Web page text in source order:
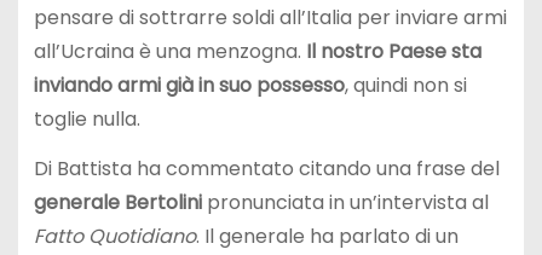
pensare di sottrarre soldi all’Italia per inviare armi
all’Ucraina è una menzogna. Il nostro Paese sta
inviando armi già in suo possesso, quindi non si
toglie nulla.
Di Battista ha commentato citando una frase del
generale Bertolinipronunciata in un’intervista al
Fatto Quotidiano. Il generale ha parlato di un